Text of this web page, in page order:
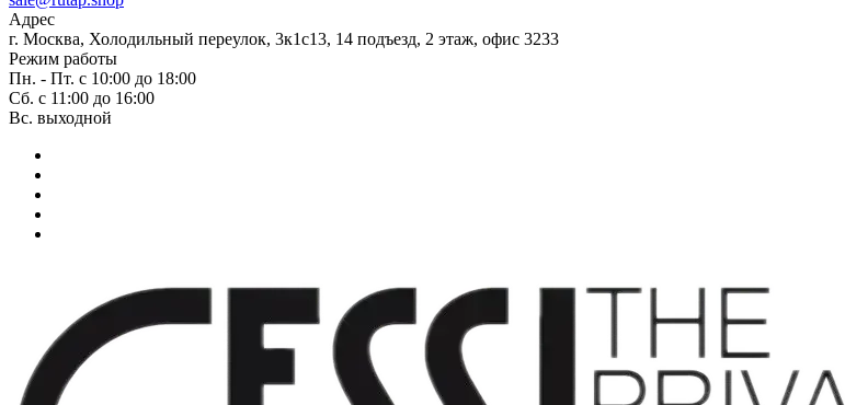
Адрес
г. Москва, Холодильный переулок, 3к1с13, 14 подъезд, 2 этаж, офис 3233
Режим работы
Пн. - Пт. с 10:00 до 18:00
Сб. с 11:00 до 16:00
Вс. выходной